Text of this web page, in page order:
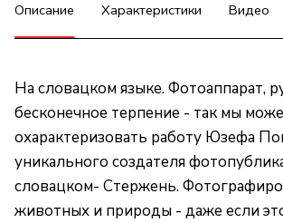
Описание Характеристики Видео
На словацком языке. Фотоаппарат,
бесконечное терпение - так мы
охарактеризовать работу Юзефа
уникального создателя
словацком- Стержень.
животных и природы - даже если